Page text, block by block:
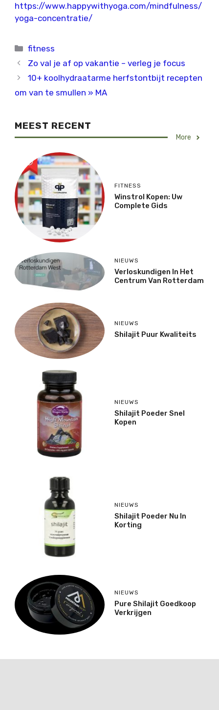
https://www.happywithyoga.com/mindfulness/
yoga-concentratie/
Categorieën
fitness
Zo val je af op vakantie – verleg je focus
10+ koolhydraatarme herfstontbijt recepten
om van te smullen » MA
MEEST RECENT
More
FITNESS
Winstrol Kopen: Uw
Complete Gids
NIEUWS
Verloskundigen In Het
Centrum Van Rotterdam
NIEUWS
Shilajit Puur Kwaliteits
NIEUWS
Shilajit Poeder Snel
Kopen
NIEUWS
Shilajit Poeder Nu In
Korting
NIEUWS
Pure Shilajit Goedkoop
Verkrijgen